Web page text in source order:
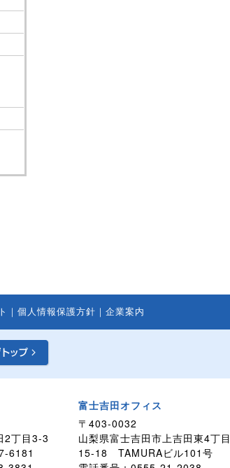
｜ 個人情報保護方針 ｜ 企業案内
2丁目3-3
6181
富士吉田オフィス
〒403-0032
山梨県富士吉田市上吉田東4丁目
15-18 TAMURAビル101号